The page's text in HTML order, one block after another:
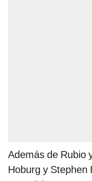
Además de Rubio
Hoburg y Stephen